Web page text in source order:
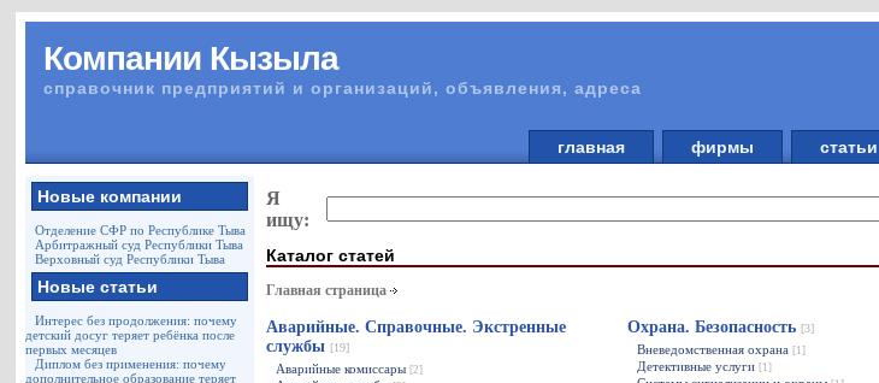
Компании Кызыла
справочник предприятий и организаций, объявления, адреса
главная фирмы статьи
Новые компании
Отделение СФР по Республике Тыва
Арбитражный суд Республики Тыва
Верховный суд Республики Тыва
Новые статьи
Интерес без продолжения: почему
детский досуг теряет ребёнка после
первых месяцев
Диплом без применения: почему
дополнительное образование теряет
Я
ищу:
Каталог статей
Главная страница
Аварийные. Справочные. Экстренные
службы [19]
Аварийные комиссары[2]
Охрана. Безопасность [3]
Вневедомственная охрана[1]
Детективные услуги[1]